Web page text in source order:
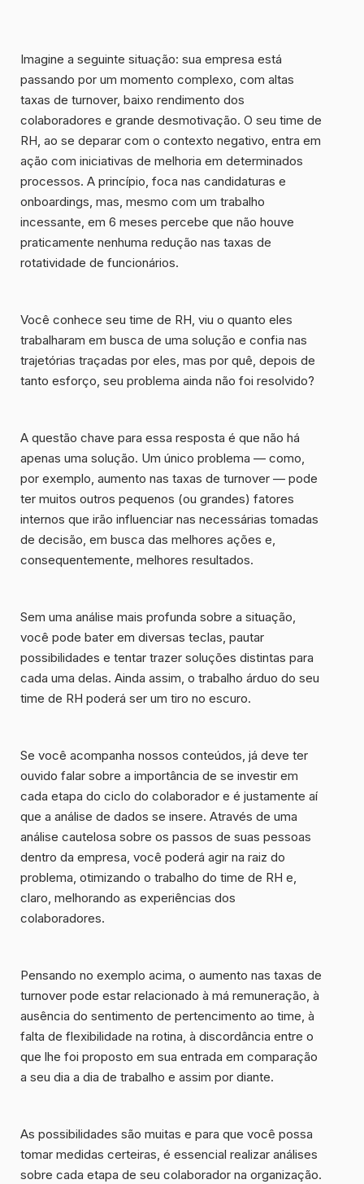
Imagine a seguinte situação: sua empresa está
passando por um momento complexo, com altas
taxas de turnover, baixo rendimento dos
colaboradores e grande desmotivação. O seu time de
RH, ao se deparar com o contexto negativo, entra em
ação com iniciativas de melhoria em determinados
processos. A princípio, foca nas candidaturas e
onboardings, mas, mesmo com um trabalho
incessante, em 6 meses percebe que não houve
praticamente nenhuma redução nas taxas de
rotatividade de funcionários.
Você conhece seu time de RH, viu o quanto eles
trabalharam em busca de uma solução e confia nas
trajetórias traçadas por eles, mas por quê, depois de
tanto esforço, seu problema ainda não foi resolvido?
A questão chave para essa resposta é que não há
apenas uma solução. Um único problema — como,
por exemplo, aumento nas taxas de turnover — pode
ter muitos outros pequenos (ou grandes) fatores
internos que irão influenciar nas necessárias tomadas
de decisão, em busca das melhores ações e,
consequentemente, melhores resultados.
Sem uma análise mais profunda sobre a situação,
você pode bater em diversas teclas, pautar
possibilidades e tentar trazer soluções distintas para
cada uma delas. Ainda assim, o trabalho árduo do seu
time de RH poderá ser um tiro no escuro.
Se você acompanha nossos conteúdos, já deve ter
ouvido falar sobre a importância de se investir em
cada etapa do ciclo do colaborador e é justamente aí
que a análise de dados se insere. Através de uma
análise cautelosa sobre os passos de suas pessoas
dentro da empresa, você poderá agir na raiz do
problema, otimizando o trabalho do time de RH e,
claro, melhorando as experiências dos
colaboradores.
Pensando no exemplo acima, o aumento nas taxas de
turnover pode estar relacionado à má remuneração, à
ausência do sentimento de pertencimento ao time, à
falta de flexibilidade na rotina, à discordância entre o
que lhe foi proposto em sua entrada em comparação
a seu dia a dia de trabalho e assim por diante.
As possibilidades são muitas e para que você possa
tomar medidas certeiras, é essencial realizar análises
sobre cada etapa de seu colaborador na organização.